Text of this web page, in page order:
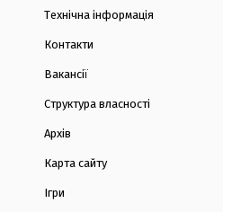
Технічна інформація
Контакти
Вакансії
Структура власності
Архів
Карта сайту
Ігри